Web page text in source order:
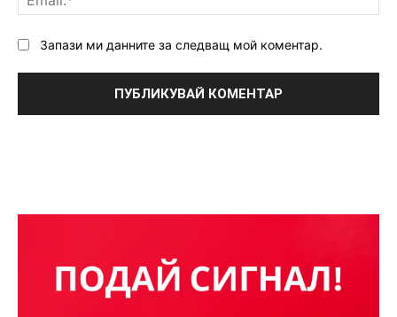
Запази ми данните за следващ мой коментар.